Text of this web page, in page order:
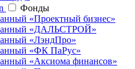
Фонды
«Проектный бизнес»
«ДАЛЬСТРОЙ»
«ЛэндПро»
«ФК ПаРус»
«Аксиома финансов»